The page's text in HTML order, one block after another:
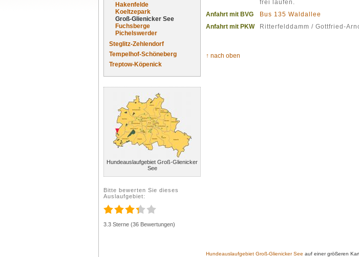
Hakenfelde
Koeltzepark
Groß-Glienicker See
Fuchsberge
Pichelswerder
Steglitz-Zehlendorf
Tempelhof-Schöneberg
Treptow-Köpenick
Hundeauslaufgebiet Groß-Glienicker
See
Bitte bewerten Sie dieses
Auslaufgebiet:
3.3 Sterne (36 Bewertungen)
frei laufen.
Anfahrt mit BVG
Bus 135 Waldallee
Anfahrt mit PKW
Ritterfelddamm / Gottfried-
↑ nach oben
Hundeauslaufgebiet Groß-Glienicker See auf einer größeren